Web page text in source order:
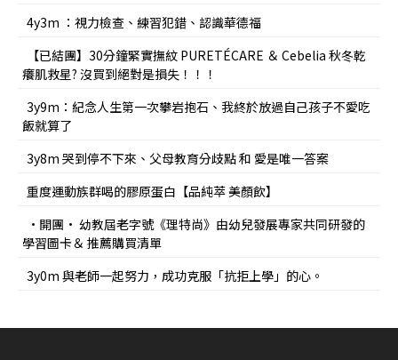
4y3m ：視力檢查、練習犯錯、認識華德福
【已結團】30分鐘緊實撫紋 PURETÉCARE ＆ Cebelia 秋冬乾
癢肌救星? 沒買到絕對是損失！！！
3y9m：紀念人生第一次攀岩抱石、我終於放過自己孩子不愛吃
飯就算了
3y8m 哭到停不下來、父母教育分歧點 和 愛是唯一答案
重度運動族群喝的膠原蛋白【品純萃 美顏飲】
•開團• 幼教屆老字號《理特尚》由幼兒發展專家共同研發的
學習圖卡＆ 推薦購買清單
3y0m 與老師一起努力，成功克服「抗拒上學」的心。